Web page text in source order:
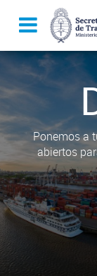
Ponemos a
abiertos